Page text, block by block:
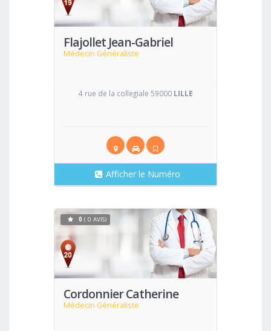
Flajollet Jean-Gabriel
Médecin Généraliste
4 rue de la collegiale 59000 LILLE
Afficher le Numéro
Cordonnier Catherine
Médecin Généraliste
Voir
0 ( 0 AVIS)